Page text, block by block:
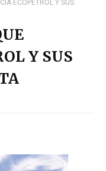
ECOPETROL Y SUS
Y SUS